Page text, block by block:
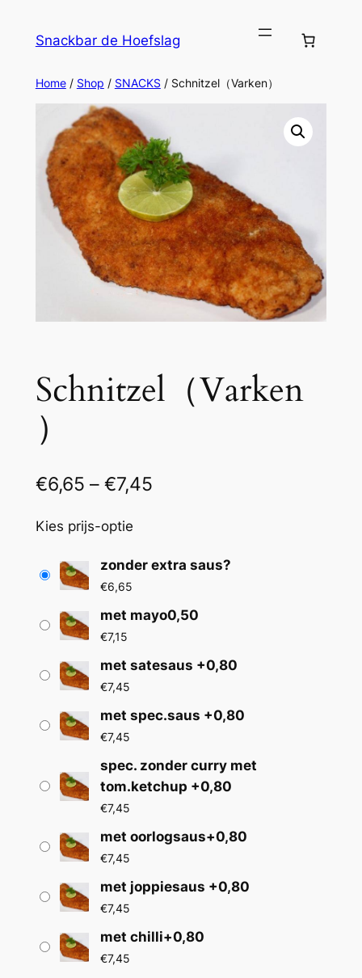
inhoud
Snackbar de Hoefslag
Home/ Shop / SNACKS/ Schnitzel（Varken）
Schnitzel（Varken
）
€6,65 – €7,45P
j
k
s
e
:
,
5
Kies prijs-optie
zonder extra saus?
€6,65
met mayo0,50
€7,15
met satesaus +0,80
€7,45
met spec.saus +0,80
€7,45
spec. zonder curry met
tom.ketchup +0,80
€7,45
met oorlogsaus+0,80
€7,45
met joppiesaus +0,80
€7,45
met chilli+0,80
€7,45